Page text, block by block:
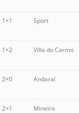
1×1 Sport
1×2 Villa do Carmo
2×0 Andaraí
2×1 Mineiro